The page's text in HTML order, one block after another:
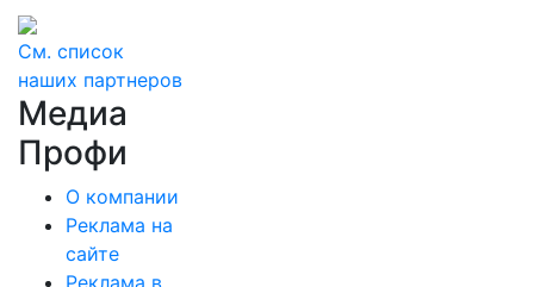
См. список
наших партнеров
Медиа
Профи
О компании
Реклама на
сайте
Реклама в